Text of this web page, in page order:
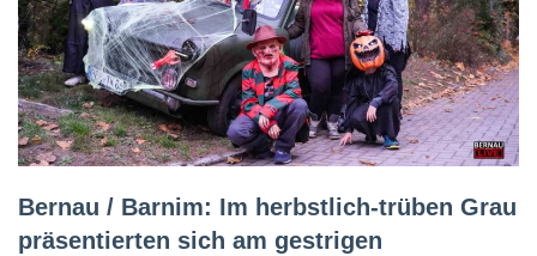
Bernau / Barnim: Im herbstlich-trüben Grau
präsentierten sich am gestrigen